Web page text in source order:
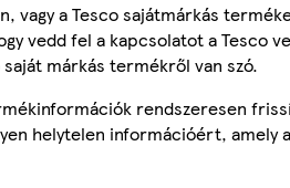
vagy a Tesco sajátmárkás
vedd fel a kapcsolatot a Tesco
márkás termékről van szó.
rendszeresen
helytelen információért, amely